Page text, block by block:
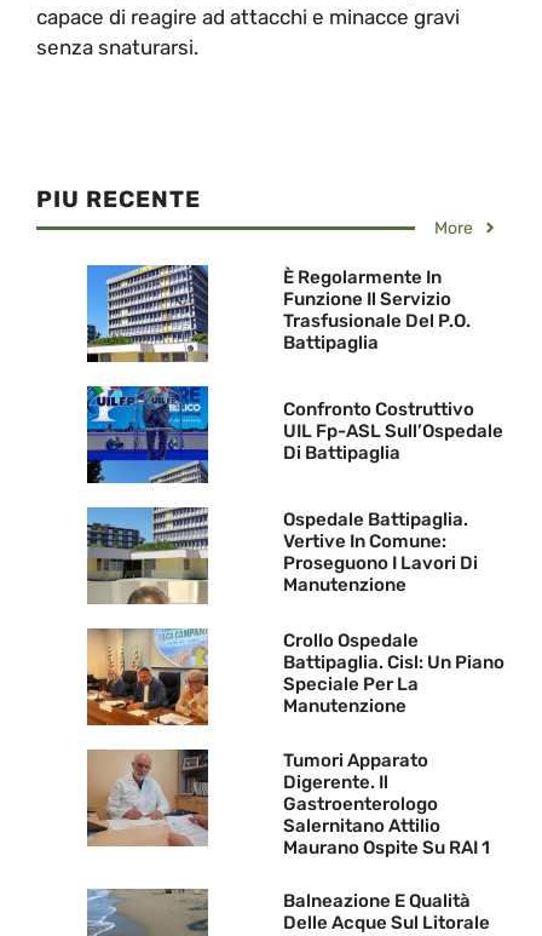
capace di reagire ad attacchi e minacce gravi
senza snaturarsi.
PIU RECENTE
More
È Regolarmente In
Funzione Il Servizio
Trasfusionale Del P.O.
Battipaglia
Confronto Costruttivo
UIL Fp-ASL Sull’Ospedale
Di Battipaglia
Ospedale Battipaglia.
Vertive In Comune:
Proseguono I Lavori Di
Manutenzione
Crollo Ospedale
Battipaglia. Cisl: Un Piano
Speciale Per La
Manutenzione
Tumori Apparato
Digerente. Il
Gastroenterologo
Salernitano Attilio
Maurano Ospite Su RAI 1
Balneazione E Qualità
Delle Acque Sul Litorale